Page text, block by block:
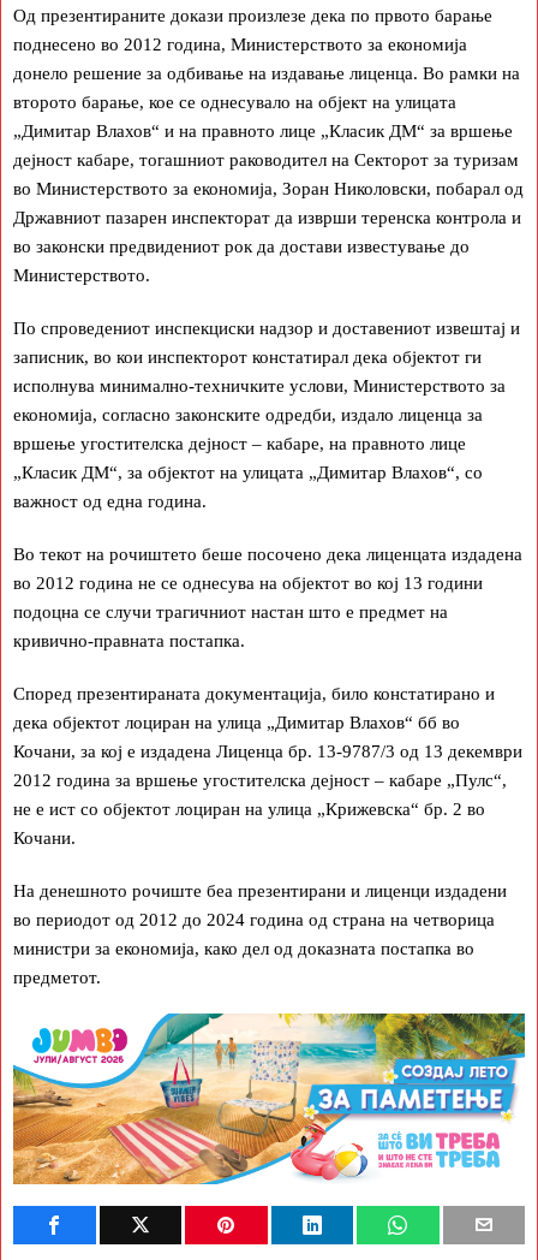
Од презентираните докази произлезе дека по првото барање
поднесено во 2012 година, Министерството за економија
донело решение за одбивање на издавање лиценца. Во рамки на
второто барање, кое се однесувало на објект на улицата
„Димитар Влахов“ и на правното лице „Класик ДМ“ за вршење
дејност кабаре, тогашниот раководител на Секторот за туризам
во Министерството за економија, Зоран Николовски, побарал од
Државниот пазарен инспекторат да изврши теренска контрола и
во законски предвидениот рок да достави известување до
Министерството.
По спроведениот инспекциски надзор и доставениот извештај и
записник, во кои инспекторот констатирал дека објектот ги
исполнува минимално-техничките услови, Министерството за
економија, согласно законските одредби, издало лиценца за
вршење угостителска дејност – кабаре, на правното лице
„Класик ДМ“, за објектот на улицата „Димитар Влахов“, со
важност од една година.
Во текот на рочиштето беше посочено дека лиценцата издадена
во 2012 година не се однесува на објектот во кој 13 години
подоцна се случи трагичниот настан што е предмет на
кривично-правната постапка.
Според презентираната документација, било констатирано и
дека објектот лоциран на улица „Димитар Влахов“ бб во
Кочани, за кој е издадена Лиценца бр. 13-9787/3 од 13 декември
2012 година за вршење угостителска дејност – кабаре „Пулс“,
не е ист со објектот лоциран на улица „Крижевска“ бр. 2 во
Кочани.
На денешното рочиште беа презентирани и лиценци издадени
во периодот од 2012 до 2024 година од страна на четворица
министри за економија, како дел од доказната постапка во
предметот.